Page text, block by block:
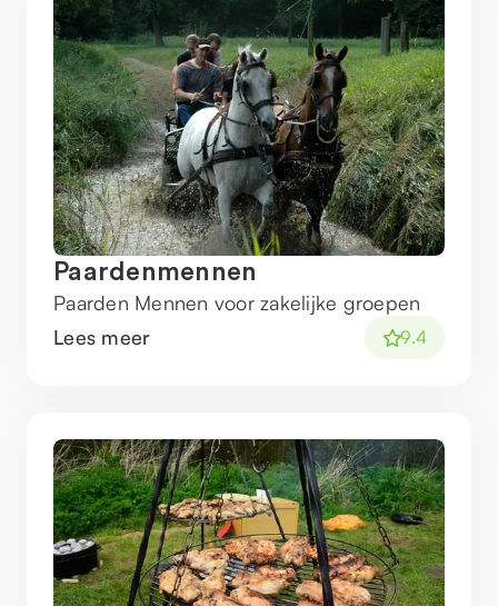
Paardenmennen
Paarden Mennen voor zakelijke groepen
Lees meer
9.4